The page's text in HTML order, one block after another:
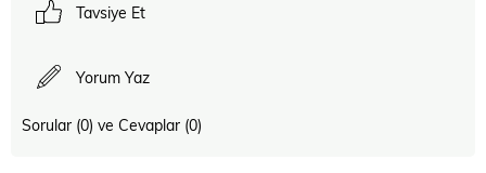
Tavsiye Et
Yorum Yaz
Sorular (0) ve Cevaplar (0)